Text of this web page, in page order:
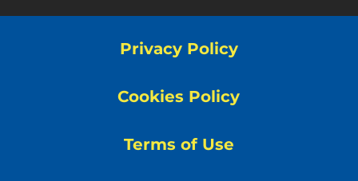
Privacy Policy
Cookies Policy
Terms of Use